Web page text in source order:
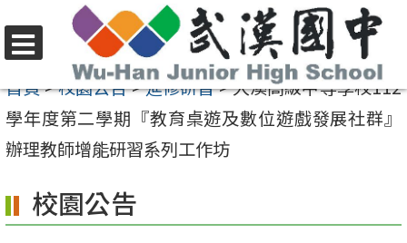
至
要
內
區
選
單
首頁>校園公告>進修研習>大溪高級中等學校112
學年度第二學期『教育桌遊及數位遊戲發展社群』
辦理教師增能研習系列工作坊
校園公告